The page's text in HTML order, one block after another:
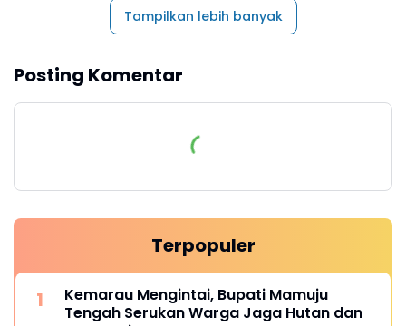
Tampilkan lebih banyak
Posting Komentar
Terpopuler
Kemarau Mengintai, Bupati Mamuju
Tengah Serukan Warga Jaga Hutan dan